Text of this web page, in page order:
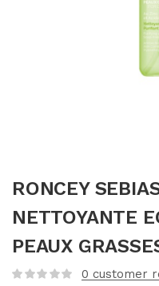
RONCEY
NETTOYANTE
PEAUX
0 customer